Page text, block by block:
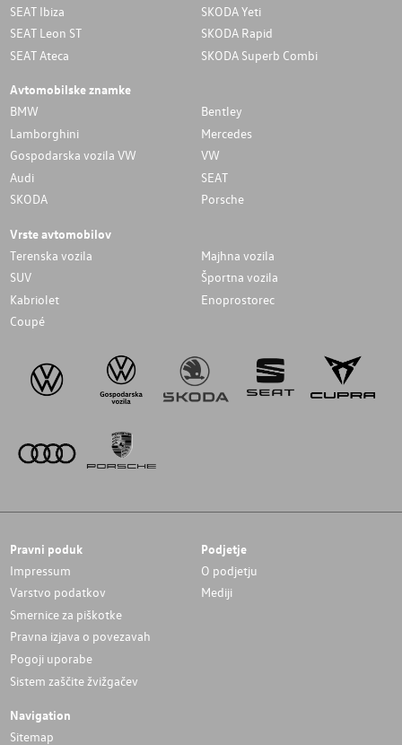
SEAT Ibiza
SEAT Leon ST
SEAT Ateca
SKODA Yeti
SKODA Rapid
SKODA Superb Combi
Avtomobilske znamke
BMW
Bentley
Lamborghini
Mercedes
Gospodarska vozila VW
VW
Audi
SEAT
SKODA
Porsche
Vrste avtomobilov
Terenska vozila
Majhna vozila
SUV
Športna vozila
Kabriolet
Enoprostorec
Coupé
Pravni poduk
Impressum
Varstvo podatkov
Smernice za piškotke
Pravna izjava o povezavah
Pogoji uporabe
Sistem zaščite žvižgačev
Podjetje
O podjetju
Mediji
Navigation
Sitemap